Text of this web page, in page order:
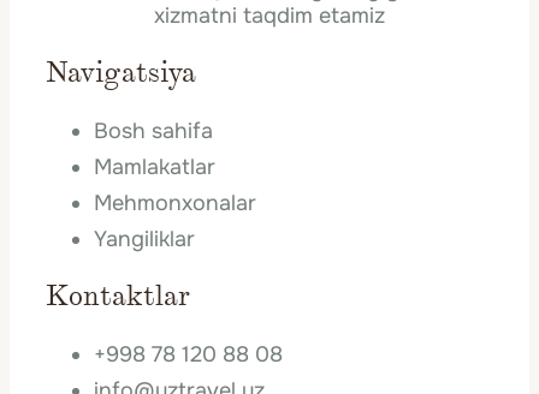
xizmatni taqdim etamiz
Navigatsiya
Bosh sahifa
Mamlakatlar
Mehmonxonalar
Yangiliklar
Kontaktlar
+998 78 120 88 08